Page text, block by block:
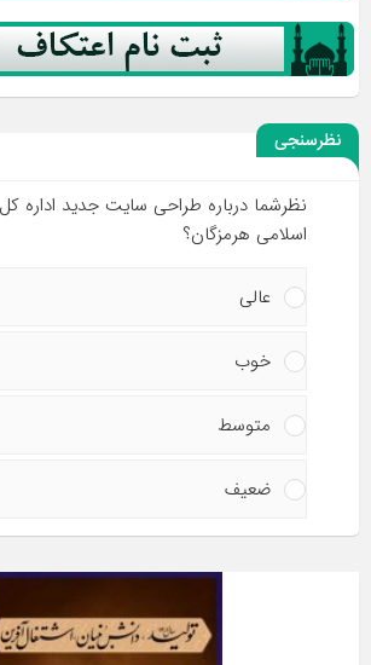
نظرسنجی
نظرشما درباره طراحی سایت جدید اداره
اسلامی هرمزگان؟
عالی
خوب
متوسط
ضعیف